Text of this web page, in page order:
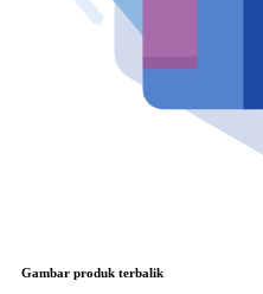
Gambar produk terbalik